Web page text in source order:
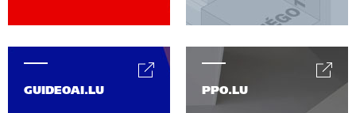
PPO.LU
GUIDEOAI.LU